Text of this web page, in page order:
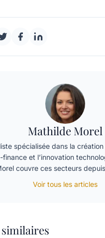
Mathilde Morel
spécialisée dans la création
finance et l’innovation
couvre ces secteurs
Voir tous les articles